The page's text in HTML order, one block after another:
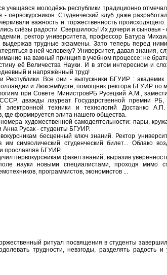
учащаяся молодёжь республики традиционно
Студенческий клуб даже
важность и торжественность происходящего.
слёзы радости .Свершилось! Их дочери и сыновья -
ректор университета, профессор Батура
выдержав трудные экзамены. Зато теперь перед
в ней человеку? Университет, давая знания,
на важный принцип в учебном процессе: не
её Величества Науки. И в этом интересном и
и напряжённый труд!
Республики. Все они - выпускники БГУИР :
и Люксембурге, помощник ректора БГУИР по
при Совете МинистровРБ Русецкий А.М.,
дважды лауреат Государственной премии
электронной техники и технологий Достанко
где формируется элита нашего общества.
художественной самодеятельности: пары,
Анна Русак - студенты БГУИР.
бесценный ключ знаний. Ректор
им символический студенческий билет... Облако
прославляя БГУИР.
первокурсникам факел знаний, выразив
науки новыми специалистами, проходя мимо
программистов, экономистов ...
ритуал посвящения в студенты
трудности, невзгоды, разделять радость и